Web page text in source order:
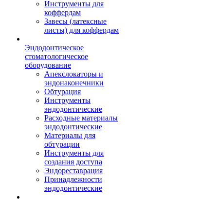
Инструменты для
коффердам
Завесы (латексные
листы) для коффердам
Эндодонтическое
стоматологическое
оборудование
Апекслокаторы и
эндонаконечники
Обтурация
Инструменты
эндодонтические
Расходные материалы
эндодонтические
Материалы для
обтурации
Инструменты для
создания доступа
Эндореставрация
Принадлежности
эндодонтические